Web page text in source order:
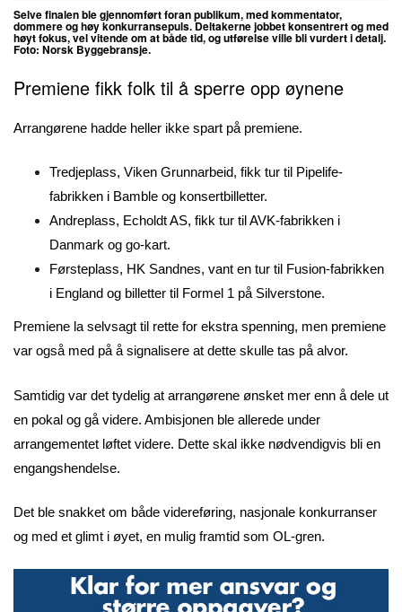
Selve finalen ble gjennomført foran publikum, med kommentator,
dommere og høy konkurransepuls. Deltakerne jobbet konsentrert og med
høyt fokus, vel vitende om at både tid, og utførelse ville bli vurdert i detalj.
Foto: Norsk Byggebransje.
Premiene fikk folk til å sperre opp øynene
Arrangørene hadde heller ikke spart på premiene.
Tredjeplass, Viken Grunnarbeid, fikk tur til Pipelife-
fabrikken i Bamble og konsertbilletter.
Andreplass, Echoldt AS, fikk tur til AVK-fabrikken i
Danmark og go-kart.
Førsteplass, HK Sandnes, vant en tur til Fusion-fabrikken
i England og billetter til Formel 1 på Silverstone.
Premiene la selvsagt til rette for ekstra spenning, men premiene
var også med på å signalisere at dette skulle tas på alvor.
Samtidig var det tydelig at arrangørene ønsket mer enn å dele ut
en pokal og gå videre. Ambisjonen ble allerede under
arrangementet løftet videre. Dette skal ikke nødvendigvis bli en
engangshendelse.
Det ble snakket om både videreføring, nasjonale konkurranser
og med et glimt i øyet, en mulig framtid som OL-gren.